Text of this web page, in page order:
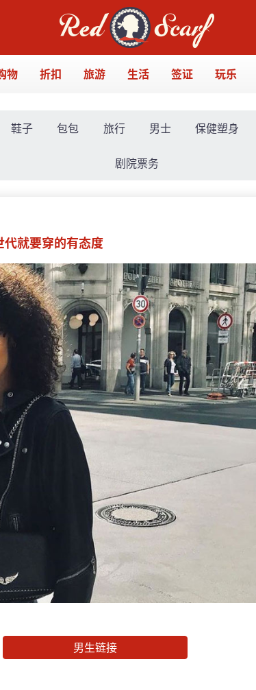
物 折扣 旅游 生活 签证 玩乐
鞋子 包包 旅行 男士 保健塑身
剧院票务
就要穿的有态度
男生链接